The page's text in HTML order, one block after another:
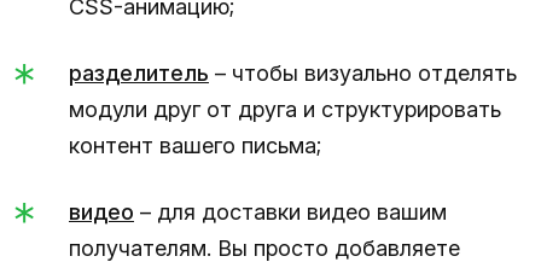
CSS-анимацию;
разделитель – чтобы визуально отделять
модули друг от друга и структурировать
контент вашего письма;
видео – для доставки видео вашим
получателям. Вы просто добавляете